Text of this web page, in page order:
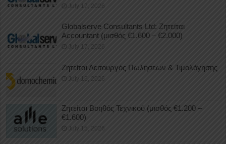
July 17, 2026
Globalserve Consultants Ltd: Ζητείται
Accountant (μισθός €1.600 – €2.000)
July 17, 2026
Ζητείται Λειτουργός Πωλήσεων & Τιμολόγησης
July 16, 2026
Ζητείται Βοηθός Τεχνικού (μισθός €1.200 –
€1.600)
July 15, 2026